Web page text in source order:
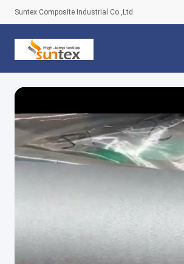
Suntex Composite Industrial Co.,Ltd.